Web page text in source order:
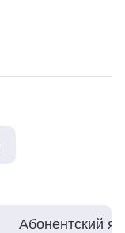
Абонентский